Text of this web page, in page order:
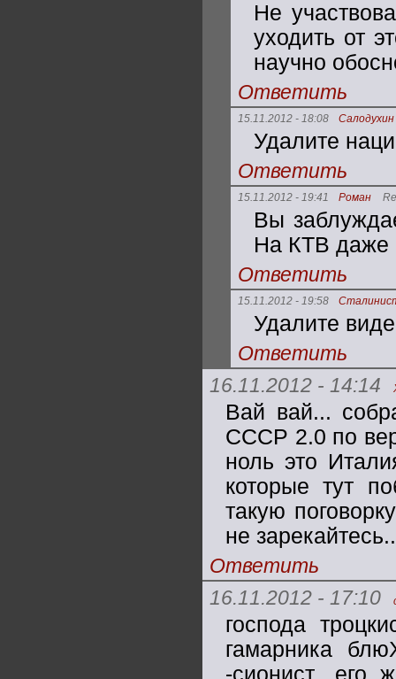
Не
уходить от
научно
Ответить
15.11.2012 - 18:08 Салодухин
Удалите
Ответить
15.11.2012 - 19:41 Роман
Вы
На КТВ даже
Ответить
15.11.2012 - 19:58
Удалите
Ответить
16.11.2012 - 14:14
Вай вай...
СССР 2.0 по
ноль это
которые тут
такую
не
Ответить
16.11.2012 - 17:10
господа
гамарника
-сионист ,его